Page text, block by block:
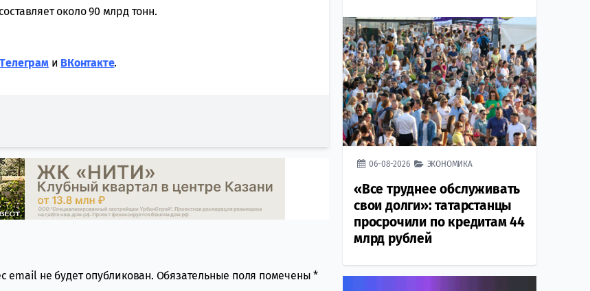
около 90 млрд тонн.
Tелеграми ВКонтакте.
email не будет опубликован. Обязательные поля помечены*
06-08-2026 ЭКОНОМИКА
«Все труднее обслуживать
свои долги»: татарстанцы
просрочили по кредитам 44
млрд рублей